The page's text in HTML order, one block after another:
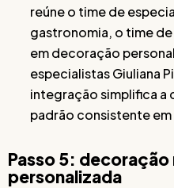
reúne o time de
gastronomia, o time de
em decoração
especialistas Giuliana
integração simplifica a
padrão consistente
Passo 5:
personalizada